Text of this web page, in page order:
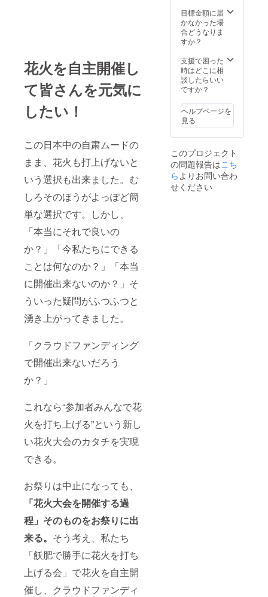
花火を自主開催し
て皆さんを元気に
したい！
この日本中の自粛ムードの
まま、花火も打上げないと
いう選択も出来ました。む
しろそのほうがよっぽど簡
単な選択です。しかし、
「本当にそれで良いの
か？」「今私たちにできる
ことは何なのか？」「本当
に開催出来ないのか？」そ
ういった疑問がふつふつと
湧き上がってきました。
「クラウドファンディング
で開催出来ないだろう
か？」
これなら“参加者みんなで花
火を打ち上げる”という新し
い花火大会のカタチを実現
できる。
お祭りは中止になっても、
「花火大会を開催する過
程」そのものをお祭りに出
来る。 そう考え、私たち
「飫肥で勝手に花火を打ち
上げる会」で花火を自主開
催し、クラウドファンディ
ね！）
前の掲
示(1年
間)※支
援時、
考欄に
ご希望
のお名
前をご
ださ
い。 ・
花火の
打ち上
場所
（誰に
も言わ
ないで
下さい
目標金額に届
かなかった場
合どうなりま
すか？
支援で困った
時はどこに相
談したらいい
ですか？
ヘルプページを
見る
このプロジェクト
の問題報告はこち
ら よりお問い合わ
せください